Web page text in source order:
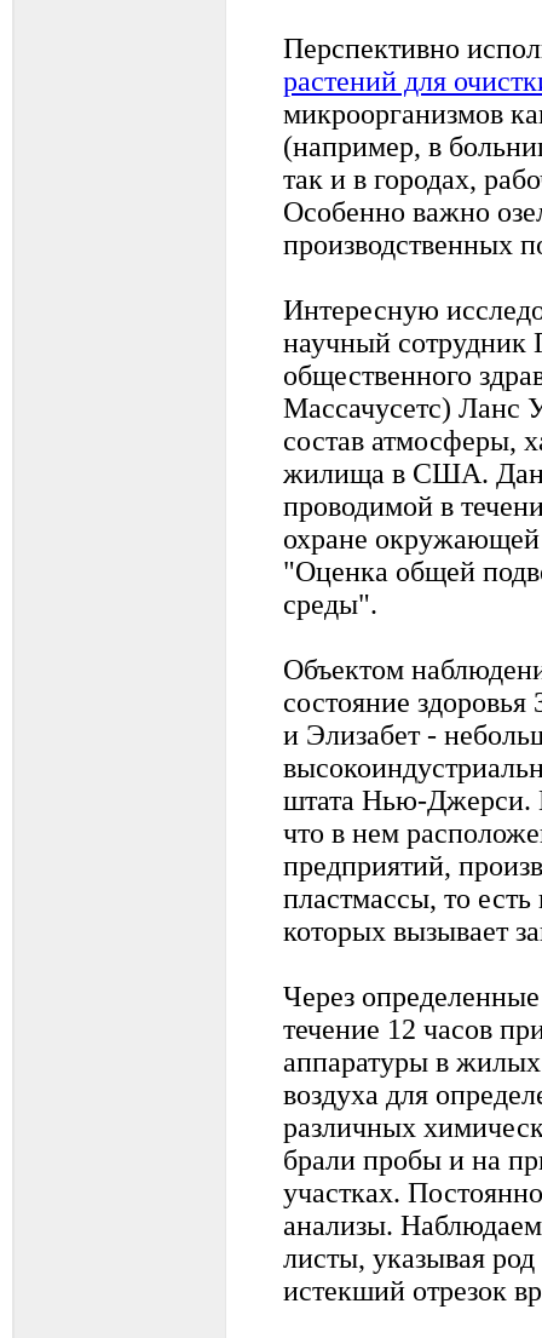
Перспективно
растений для
микроорганизмов
(например, в
так и в городах,
Особенно важно
производственных
Интересную
научный сотрудник
общественного
Массачусетс) Ланс
состав атмосферы,
жилища в США.
проводимой в
охране
"Оценка общей
среды".
Объектом
состояние
и Элизабет -
штата Нью-Джерси.
что в нем
предприятий,
пластмассы, то есть
которых вызывает
Через
течение 12 часов
аппаратуры в
воздуха для
различных
брали пробы и на
участках.
анализы.
листы, указывая род
истекший отрезок